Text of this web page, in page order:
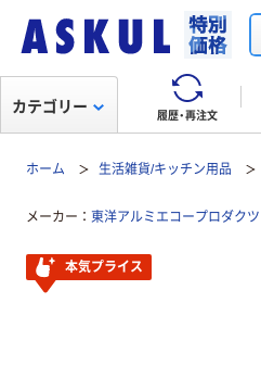
履歴・再注文
カテゴリー
ホーム 生活雑貨/キッチン用品
メーカー 東洋アルミエコープロダクツ
本気プライス